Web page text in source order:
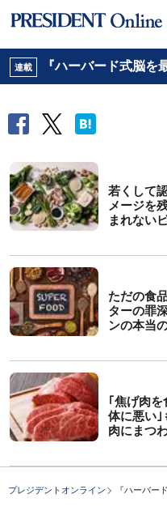
連載 『ハーバード式脳を
若くして
メージを
まれない
ただの食
ターの罪
ンの本当
｢焦げ肉
体に悪い
肉にまつ
プレジデントオンライン 『ハーバー